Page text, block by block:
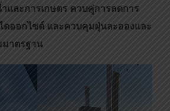
และการเกษตร ควบคู่การลดการ
ออกไซด์ และควบคุมฝุ่นละอองและ
าตรฐาน